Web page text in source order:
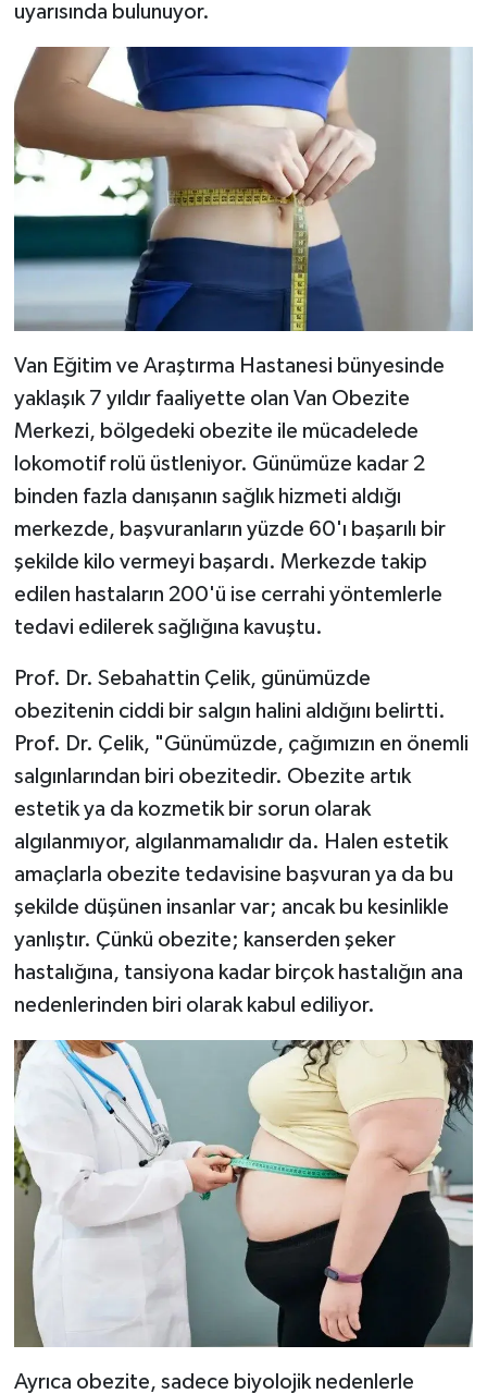
uyarısında bulunuyor.
Van Eğitim ve Araştırma Hastanesi bünyesinde
yaklaşık 7 yıldır faaliyette olan Van Obezite
Merkezi, bölgedeki obezite ile mücadelede
lokomotif rolü üstleniyor. Günümüze kadar 2
binden fazla danışanın sağlık hizmeti aldığı
merkezde, başvuranların yüzde 60'ı başarılı bir
şekilde kilo vermeyi başardı. Merkezde takip
edilen hastaların 200'ü ise cerrahi yöntemlerle
tedavi edilerek sağlığına kavuştu.
Prof. Dr. Sebahattin Çelik, günümüzde
obezitenin ciddi bir salgın halini aldığını belirtti.
Prof. Dr. Çelik, "Günümüzde, çağımızın en önemli
salgınlarından biri obezitedir. Obezite artık
estetik ya da kozmetik bir sorun olarak
algılanmıyor, algılanmamalıdır da. Halen estetik
amaçlarla obezite tedavisine başvuran ya da bu
şekilde düşünen insanlar var; ancak bu kesinlikle
yanlıştır. Çünkü obezite; kanserden şeker
hastalığına, tansiyona kadar birçok hastalığın ana
nedenlerinden biri olarak kabul ediliyor.
Ayrıca obezite, sadece biyolojik nedenlerle